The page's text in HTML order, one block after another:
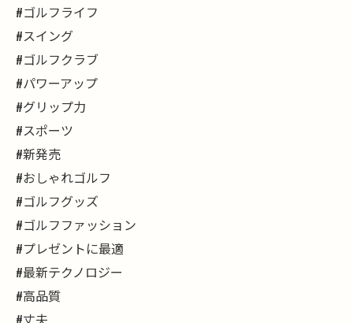
#ゴルフライフ
#スイング
#ゴルフクラブ
#パワーアップ
#グリップ力
#スポーツ
#新発売
#おしゃれゴルフ
#ゴルフグッズ
#ゴルフファッション
#プレゼントに最適
#最新テクノロジー
#高品質
#丈夫